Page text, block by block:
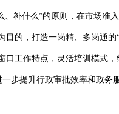
补什么”的原则，在市场准
的，打造一岗精、多岗通的
工作特点，灵活培训模式，
步提升行政审批效率和政务